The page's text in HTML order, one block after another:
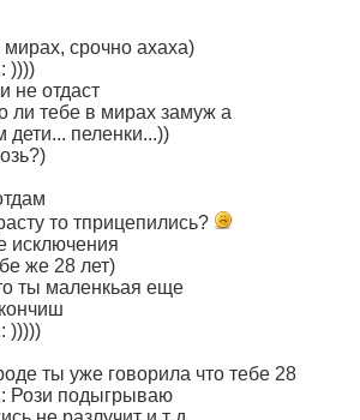
срочно ахаха)
))))
не отдаст
ли тебе в мирах замуж а
дети... пеленки...))
то тприцепились?
исключения
же 28 лет)
ты маленкьая еще
)))))
ты уже говорила что тебе 28
Рози подыгрываю